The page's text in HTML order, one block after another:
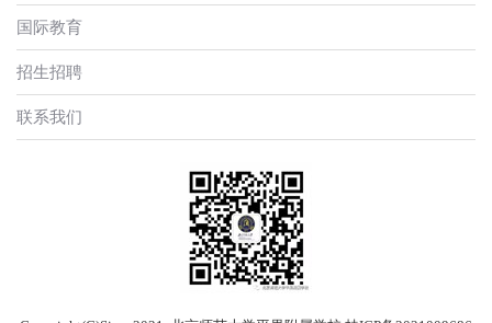
国际教育
招生招聘
联系我们